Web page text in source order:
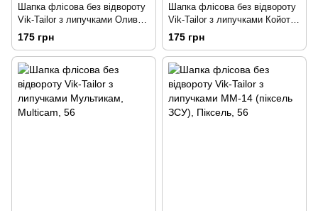
Шапка флісова без відвороту
Vik-Tailor з липучками Олива
56 р.
175 грн
Шапка флісова без відвороту
Vik-Tailor з липучками Койот
56 р.
175 грн